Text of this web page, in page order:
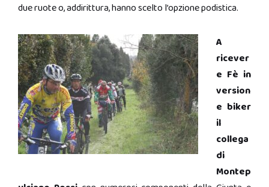
due ruote o, addirittura, hanno scelto l’opzione podistica.
A
ricever
e Fè in
version
e biker
il
collega
di
Montep